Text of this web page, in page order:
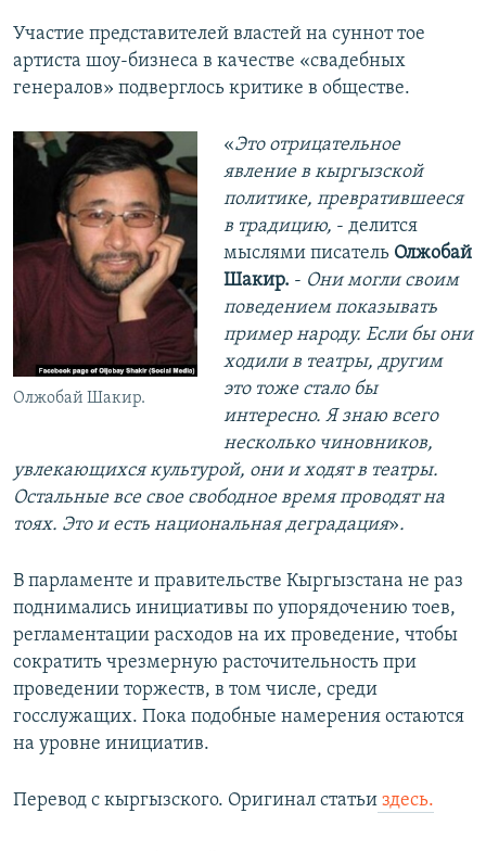
Участие представителей властей на суннот тое
артиста шоу-бизнеса в качестве «свадебных
генералов» подверглось критике в обществе.
Олжобай Шакир.
​«Это отрицательное
явление в кыргызской
политике, превратившееся
в традицию, - делится
мыслями писатель Олжобай
Шакир. - Они могли своим
поведением показывать
пример народу. Если бы они
ходили в театры, другим
это тоже стало бы
интересно. Я знаю всего
несколько чиновников,
увлекающихся культурой, они и ходят в театры.
Остальные все свое свободное время проводят на
тоях. Это и есть национальная деградация».
В парламенте и правительстве Кыргызстана не раз
поднимались инициативы по упорядочению тоев,
регламентации расходов на их проведение, чтобы
сократить чрезмерную расточительность при
проведении торжеств, в том числе, среди
госслужащих. Пока подобные намерения остаются
на уровне инициатив.
Перевод с кыргызского. Оригинал статьи здесь.